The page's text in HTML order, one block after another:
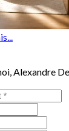
Alexandre